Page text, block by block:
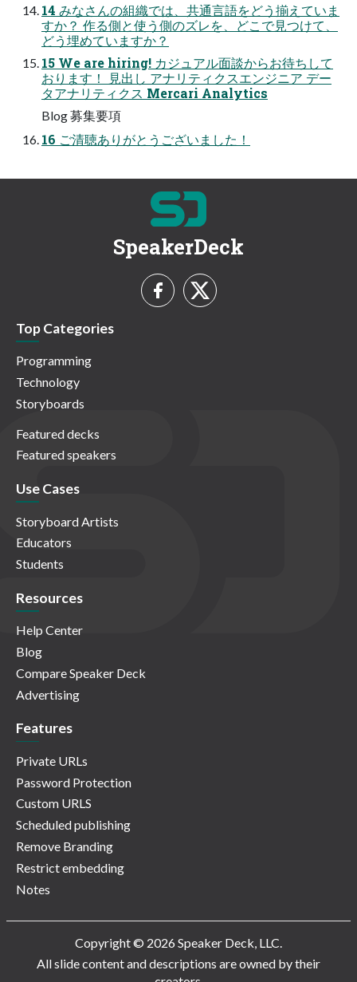
14 みなさんの組織では、共通言語をどう揃えていま
すか？ 作る側と使う側のズレを、どこで見つけて、
どう埋めていますか？
15 We are hiring! カジュアル面談からお待ちして
おります！ 見出し アナリティクスエンジニア デー
タアナリティクス Mercari Analytics
Blog 募集要項
16 ご清聴ありがとうございました！
SpeakerDeck
Top Categories
Programming
Technology
Storyboards
Featured decks
Featured speakers
Use Cases
Storyboard Artists
Educators
Students
Resources
Help Center
Blog
Compare Speaker Deck
Advertising
Features
Private URLs
Password Protection
Custom URLS
Scheduled publishing
Remove Branding
Restrict embedding
Notes
Copyright © 2026 Speaker Deck, LLC.
All slide content and descriptions are owned by their